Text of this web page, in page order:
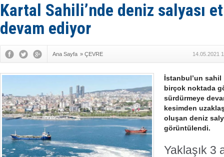
Kartal Sahili’nde deniz salyası
devam ediyor
Ana Sayfa » ÇEVRE 14.05.2021
İstanbul’un
birçok noktada
sürdürmeye
kesimden
oluşan deniz
görüntülendi.
Yaklaşık 3